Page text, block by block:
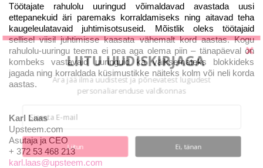
Töötajate rahulolu uuringud võimaldavad avastada uusi
ettepanekuid äri paremaks korraldamiseks ning aitavad teha
kaugeleulatavaid juhtimisotsuseid. Mõistlik oleks töötajaid
sellisel viisil juhtimisse kaasata vähemalt kord aastas. Kogu
rahulolu-uuringu teema ei pea aga olema piin – tänapäeval on
kombeks vastavaid uuringuid ka väiksemateks blokkideks
jagada ning korraldada küsimustikke näiteks kolm või neli korda
aastas.
Karl Laas
Upsteem.com
Asutaja ja CEO
+ 372 53 468 213
karl.laas@upsteem.com
LIITU UUDISKIRJAGA
Ära jää ilma uudistest ja põnevatest lugudest
personaliarenduse valdkonnas
Ei, tänan
Liitun